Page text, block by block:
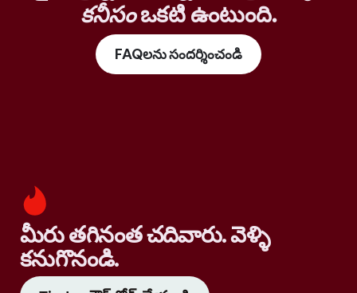
కనీసంఒకటి ఉంటుంది.
FAQలను సందర్శించండి
మీరు తగినంత చదివారు. వెళ్ళి
కనుగొనండి.